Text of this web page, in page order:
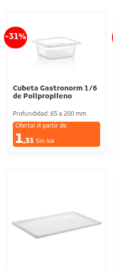
-31%
Cubeta Gastronorm 1/6
de Polipropileno
Profundidad: 65 a 200 mm
Oferta! A partir de
1,31 Sin iva